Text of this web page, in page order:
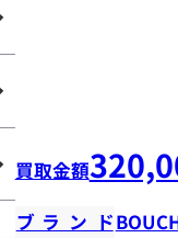
買取金額
ブランド